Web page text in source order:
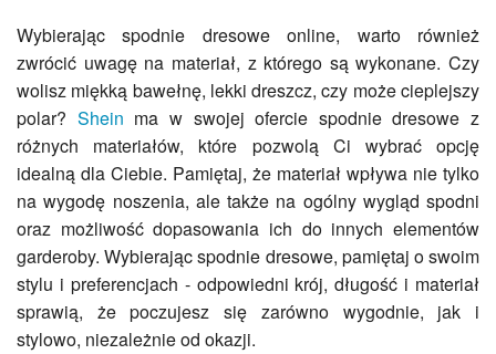
Wybierając spodnie dresowe online, warto również
zwrócić uwagę na materiał, z którego są wykonane. Czy
wolisz miękką bawełnę, lekki dreszcz, czy może cieplejszy
polar? Shein ma w swojej ofercie spodnie dresowe z
różnych materiałów, które pozwolą Ci wybrać opcję
idealną dla Ciebie. Pamiętaj, że materiał wpływa nie tylko
na wygodę noszenia, ale także na ogólny wygląd spodni
oraz możliwość dopasowania ich do innych elementów
garderoby. Wybierając spodnie dresowe, pamiętaj o swoim
stylu i preferencjach - odpowiedni krój, długość i materiał
sprawią, że poczujesz się zarówno wygodnie, jak i
stylowo, niezależnie od okazji.